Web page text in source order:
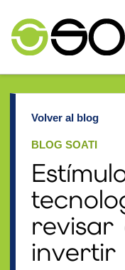
Volver al blog
BLOG SOATI
revisar
invertir